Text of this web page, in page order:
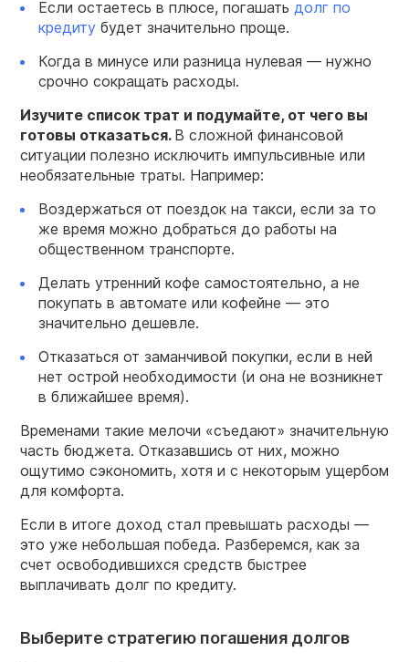
Если остаетесь в плюсе, погашать долг по
кредиту будет значительно проще.
Когда в минусе или разница нулевая — нужно
срочно сокращать расходы.
Изучите список трат и подумайте, от чего вы
готовы отказаться. В сложной финансовой
ситуации полезно исключить импульсивные или
необязательные траты. Например:
Воздержаться от поездок на такси, если за то
же время можно добраться до работы на
общественном транспорте.
Делать утренний кофе самостоятельно, а не
покупать в автомате или кофейне — это
значительно дешевле.
Отказаться от заманчивой покупки, если в ней
нет острой необходимости (и она не возникнет
в ближайшее время).
Временами такие мелочи «съедают» значительную
часть бюджета. Отказавшись от них, можно
ощутимо сэкономить, хотя и с некоторым ущербом
для комфорта.
Если в итоге доход стал превышать расходы —
это уже небольшая победа. Разберемся, как за
счет освободившихся средств быстрее
выплачивать долг по кредиту.
Выберите стратегию погашения долгов